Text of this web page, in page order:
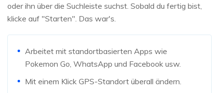
oder ihn über die Suchleiste suchst. Sobald du fertig bist,
klicke auf "Starten". Das war's.
Arbeitet mit standortbasierten Apps wie
Pokemon Go, WhatsApp und Facebook usw.
Mit einem Klick GPS-Standort überall ändern.